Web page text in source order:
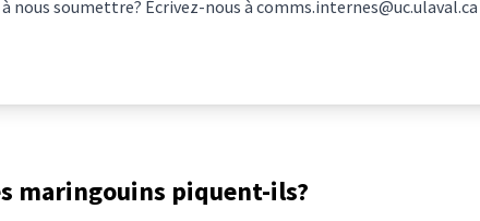
nous soumettre? Écrivez-nous à comms.internes@uc.ulaval.ca
maringouins piquent-ils?